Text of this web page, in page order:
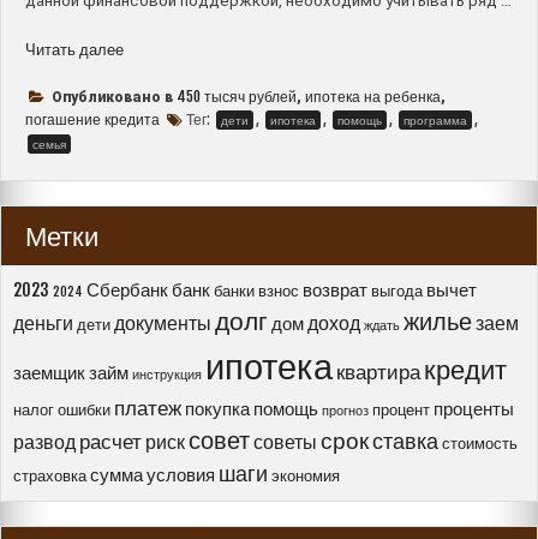
Читать далее“450
на
погашение
условия
получения
сроки
программы”
Опубликовано в 450 тысяч рублей, ипотека на ребенка,
погашение кредита Тег: дети , ипотека , помощь , программа ,
семья
Метки
2023 2024 Сбербанкбанкбанки взнос возврат выгода вычет
деньги детидокументы долг домдоход ждать жильезаем
заемщикзайм инструкция ипотекаквартиракредит
налогошибки платеж покупка помощь прогноз процент проценты
развод расчет рисксоветсоветы срокставка стоимость
страховкасуммаусловия шаги экономия